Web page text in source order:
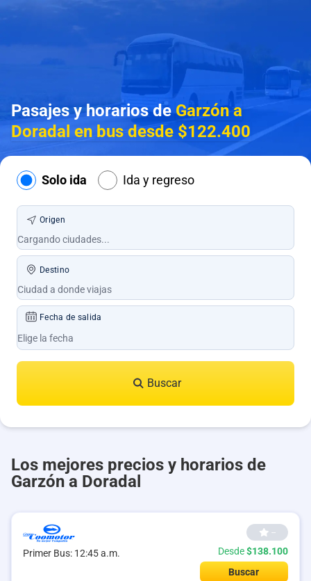
Pasajes y horarios deGarzón a
Doradal en bus desde $122.400
Solo ida Ida y regreso
Origen
Destino
Fecha de salida
Buscar
Los mejores precios y horarios de
Garzón a Doradal
Primer Bus: 12:45 a.m.
--
Desde$138.100
Buscar